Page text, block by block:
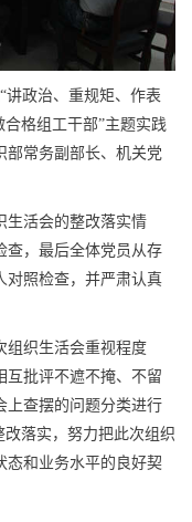
讲政治、重规矩、作表
格组工干部”主题实践
部常务副部长、机关党
生活会的整改落实情
查，最后全体党员从存
对照检查，并严肃认真
组织生活会重视程度
互批评不遮不掩、不留
上查摆的问题分类进行
落实，努力把此次组织
态和业务水平的良好契